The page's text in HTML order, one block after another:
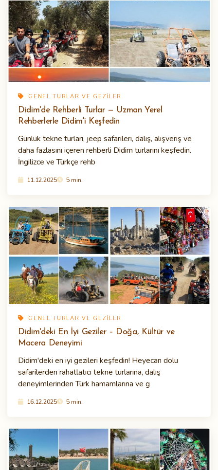
GENEL TURLAR VE GEZILER
Didim'de Rehberli Turlar — Uzman Yerel
Rehberlerle Didim'i Keşfedin
Günlük tekne turları, jeep safarileri, dalış, alışveriş ve
daha fazlasını içeren rehberli Didim turlarını keşfedin.
İngilizce ve Türkçe rehb
11.12.2025 5 min.
GENEL TURLAR VE GEZILER
Didim'deki En İyi Geziler – Doğa, Kültür ve
Macera Deneyimi
Didim'deki en iyi gezileri keşfedin! Heyecan dolu
safarilerden rahatlatıcı tekne turlarına, dalış
deneyimlerinden Türk hamamlarına ve g
16.12.2025 5 min.